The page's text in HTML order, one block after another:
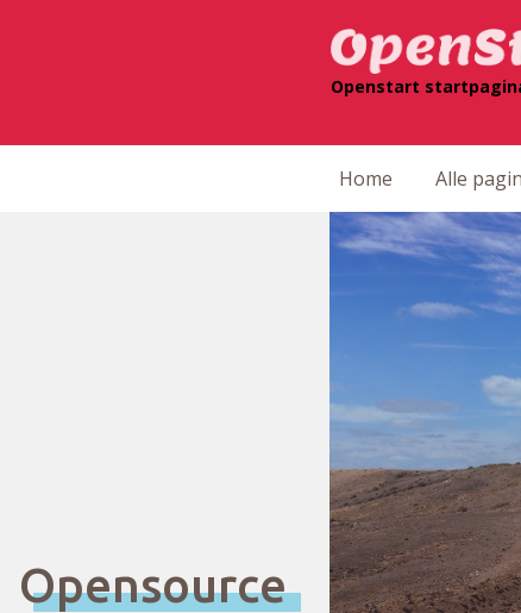
Openstart
Home Alle
Opensource